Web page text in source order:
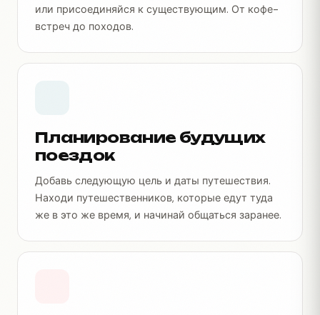
или присоединяйся к существующим. От кофе-
встреч до походов.
Планирование будущих
поездок
Добавь следующую цель и даты путешествия.
Находи путешественников, которые едут туда
же в это же время, и начинай общаться заранее.